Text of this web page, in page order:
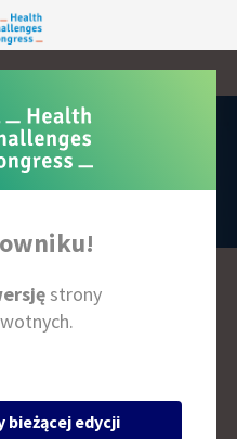
J K L Ł M
strony
bieżącej edycji